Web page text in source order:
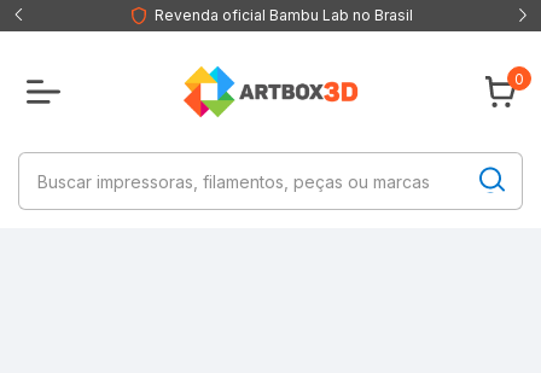
Revenda oficial Bambu Lab no Brasil
0